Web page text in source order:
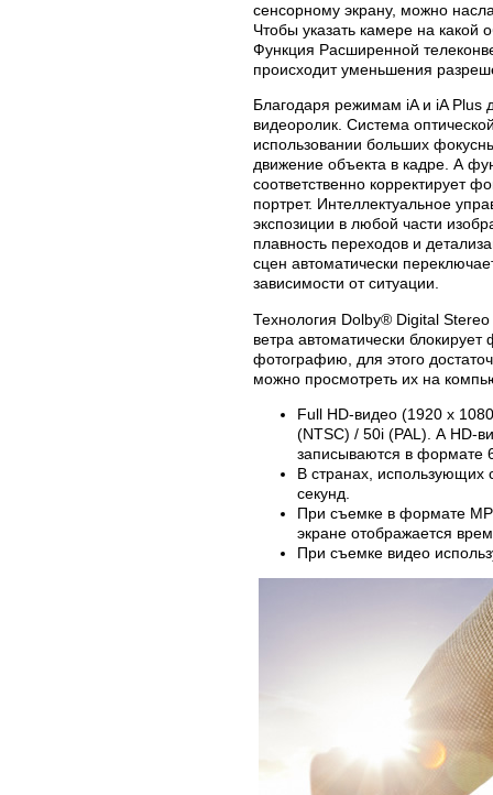
сенсорному экрану, можно
Чтобы указать камере на какой
Функция Расширенной
происходит уменьшения
Благодаря режимам iA и iA Plus
видеоролик. Система
использовании больших
движение объекта в кадре. А
соответственно корректирует
портрет. Интеллектуальное
экспозиции в любой части
плавность переходов и
сцен автоматически
зависимости от ситуации.
Технология Dolby® Digital
ветра автоматически
фотографию, для этого
можно просмотреть их на
Full HD-видео (1920 x
(NTSC) / 50i (PAL). А HD-
записываются в формате
В странах, использующих
секунд.
При съемке в формате
экране отображается
При съемке видео